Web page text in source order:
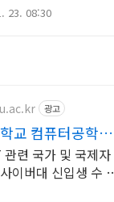
23. 08:30
광고
교 컴퓨터공학과
신편입생
련 국가 및 국제자
이버대 신입생 수 1